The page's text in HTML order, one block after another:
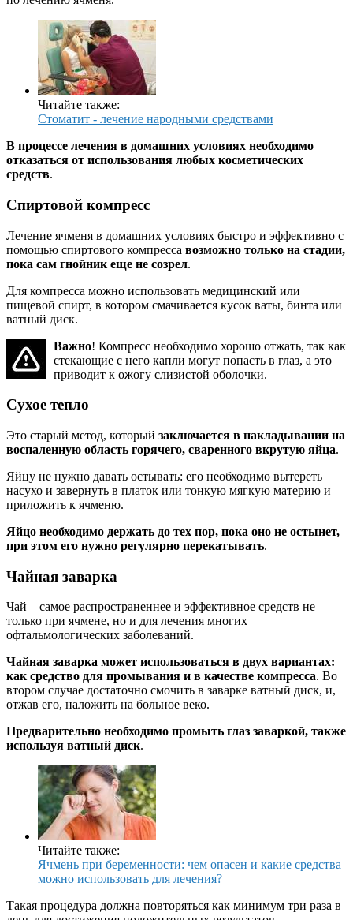
Читайте также:
Стоматит - лечение народными средствами
В процессе лечения в домашних условиях необходимо
отказаться от использования любых косметических
средств.
Спиртовой компресс
Лечение ячменя в домашних условиях быстро и эффективно с
помощью спиртового компресса возможно только на стадии,
пока сам гнойник еще не созрел.
Для компресса можно использовать медицинский или
пищевой спирт, в котором смачивается кусок ваты, бинта или
ватный диск.
Важно! Компресс необходимо хорошо отжать, так как
стекающие с него капли могут попасть в глаз, а это
приводит к ожогу слизистой оболочки.
Сухое тепло
Это старый метод, который заключается в накладывании на
воспаленную область горячего, сваренного вкрутую яйца.
Яйцу не нужно давать остывать: его необходимо вытереть
насухо и завернуть в платок или тонкую мягкую материю и
приложить к ячменю.
Яйцо необходимо держать до тех пор, пока оно не остынет,
при этом его нужно регулярно перекатывать.
Чайная заварка
Чай – самое распространеннее и эффективное средств не
только при ячмене, но и для лечения многих
офтальмологических заболеваний.
Чайная заварка может использоваться в двух вариантах:
как средство для промывания и в качестве компресса. Во
втором случае достаточно смочить в заварке ватный диск, и,
отжав его, наложить на больное веко.
Предварительно необходимо промыть глаз заваркой, также
используя ватный диск.
Читайте также:
Ячмень при беременности: чем опасен и какие средства
можно использовать для лечения?
Такая процедура должна повторяться как минимум три раза в